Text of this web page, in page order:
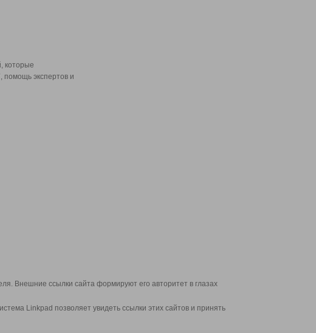
которые
помощь экспертов и
Внешние ссылки сайта формируют его авторитет в глазах
Linkpad позволяет увидеть ссылки этих сайтов и принять